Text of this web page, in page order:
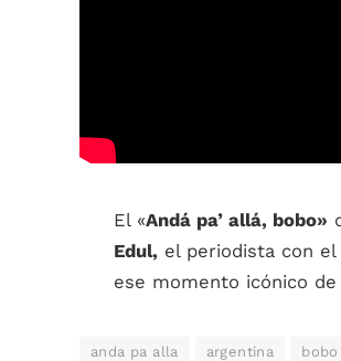
El «Andá pa’ allá, bobo»
Edul, el periodista con
ese momento icónico
anda pa alla argentina bobo